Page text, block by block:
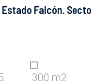
Falcón. Secto
300 m2